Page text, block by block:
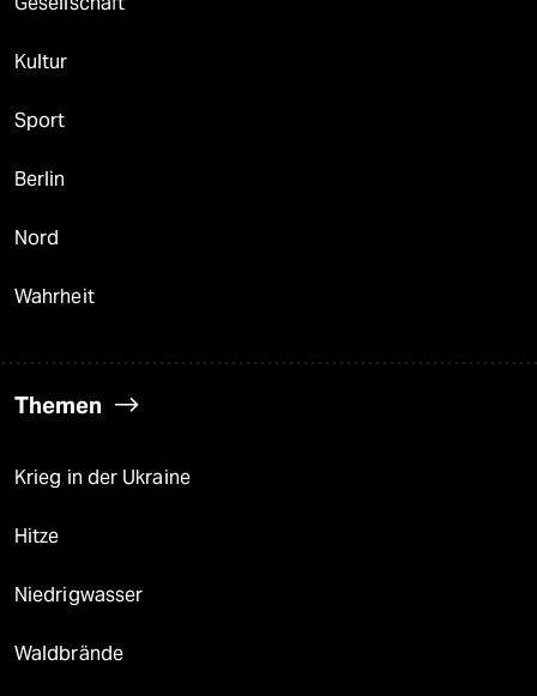
Kultur
Sport
Berlin
Nord
Wahrheit
Themen
Krieg in der Ukraine
Hitze
Niedrigwasser
Waldbrände